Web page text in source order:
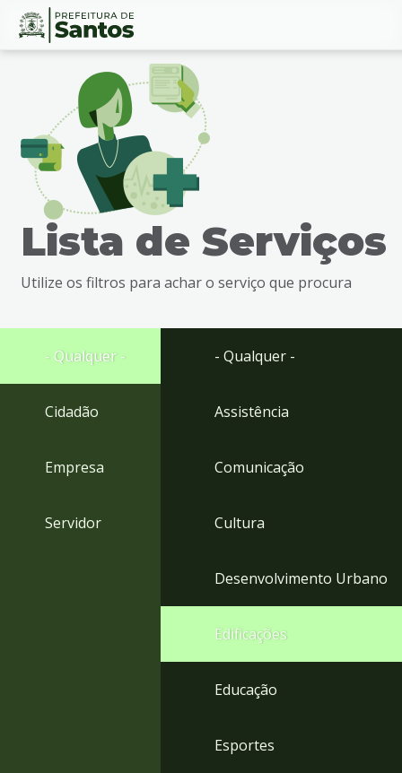
Ir
busca
Ir
rodapé
Conteúdo
Lista de Serviços
Utilize os filtros para achar o serviço que procura
- Qualquer -
Cidadão
Empresa
Servidor
- Qualquer -
Assistência
Comunicação
Cultura
Desenvolvimento Urbano
Edificações
Educação
Esportes